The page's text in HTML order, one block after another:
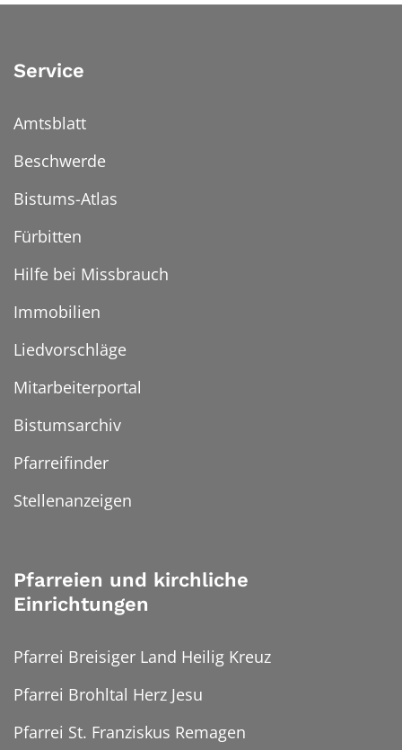
Service
Amtsblatt
Beschwerde
Bistums-Atlas
Fürbitten
Hilfe bei Missbrauch
Immobilien
Liedvorschläge
Mitarbeiterportal
Bistumsarchiv
Pfarreifinder
Stellenanzeigen
Pfarreien und kirchliche
Einrichtungen
Pfarrei Breisiger Land Heilig Kreuz
Pfarrei Brohltal Herz Jesu
Pfarrei St. Franziskus Remagen